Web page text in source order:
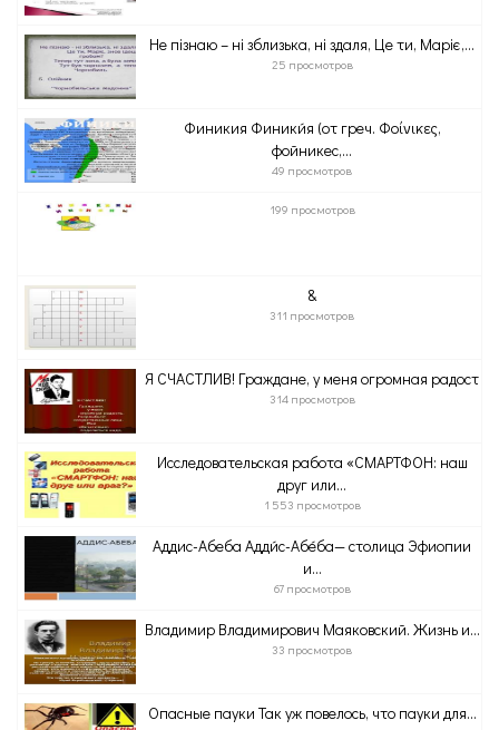
Не пізнаю – ні зблизька, ні здаля, Це ти, Маріє,...
25 просмотров
Финикия Финики́я (от греч. Φοίνικες,
фойникес,...
49 просмотров
199 просмотров
&
311 просмотров
Я СЧАСТЛИВ! Граждане, у меня огромная радост
314 просмотров
Исследовательская работа «СМАРТФОН: наш
друг или...
1 553 просмотров
Аддис-Абеба Адди́с-Абе́ба— столица Эфиопии
и...
67 просмотров
Владимир Владимирович Маяковский. Жизнь и...
33 просмотров
Опасные пауки Так уж повелось, что пауки для...